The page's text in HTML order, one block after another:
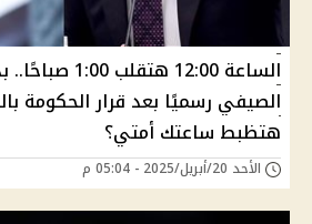
الساعة 12:00
الصيفي رسميًا بعد قرار الحكومة
هتظبط ساعتك أمتي؟
الأحد 20/أبريل/2025 - 05:04 م